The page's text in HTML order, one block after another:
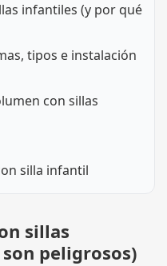
infantiles (y por qué
tipos e instalación
con sillas
silla infantil
sillas
peligrosos)